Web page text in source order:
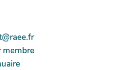
membre